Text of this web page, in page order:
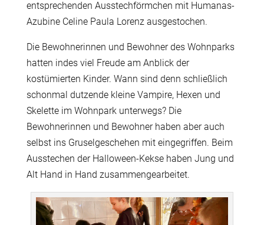
entsprechenden Ausstechförmchen mit Humanas-
Azubine Celine Paula Lorenz ausgestochen.
Die Bewohnerinnen und Bewohner des Wohnparks
hatten indes viel Freude am Anblick der
kostümierten Kinder. Wann sind denn schließlich
schonmal dutzende kleine Vampire, Hexen und
Skelette im Wohnpark unterwegs? Die
Bewohnerinnen und Bewohner haben aber auch
selbst ins Gruselgeschehen mit eingegriffen. Beim
Ausstechen der Halloween-Kekse haben Jung und
Alt Hand in Hand zusammengearbeitet.